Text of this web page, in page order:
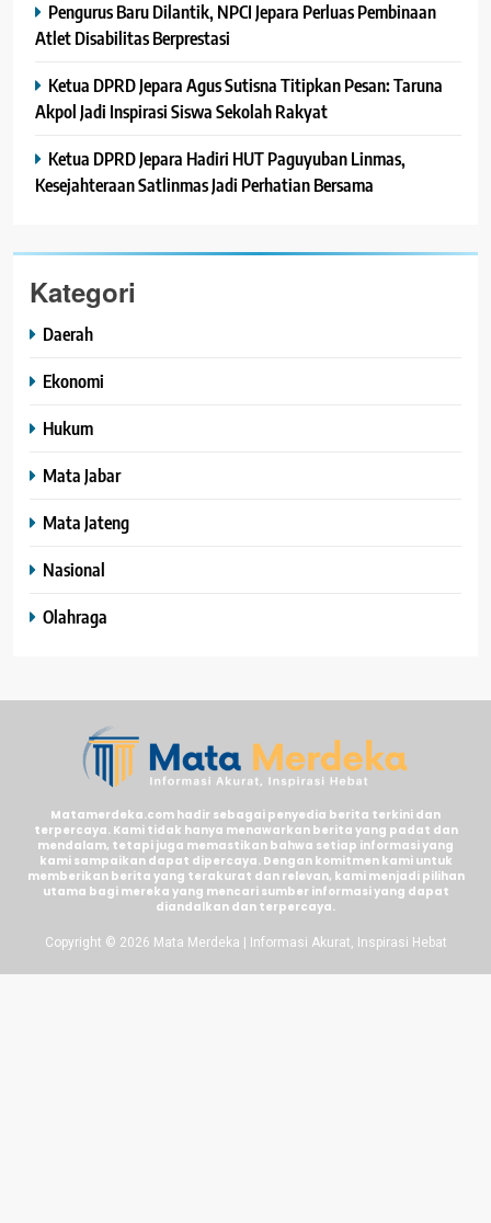
Pengurus Baru Dilantik, NPCI Jepara Perluas Pembinaan
Atlet Disabilitas Berprestasi
Ketua DPRD Jepara Agus Sutisna Titipkan Pesan: Taruna
Akpol Jadi Inspirasi Siswa Sekolah Rakyat
Ketua DPRD Jepara Hadiri HUT Paguyuban Linmas,
Kesejahteraan Satlinmas Jadi Perhatian Bersama
Kategori
Daerah
Ekonomi
Hukum
Mata Jabar
Mata Jateng
Nasional
Olahraga
Matamerdeka.com hadir sebagai penyedia berita terkini dan
terpercaya. Kami tidak hanya menawarkan berita yang padat dan
mendalam, tetapi juga memastikan bahwa setiap informasi yang
kami sampaikan dapat dipercaya. Dengan komitmen kami untuk
memberikan berita yang terakurat dan relevan, kami menjadi pilihan
utama bagi mereka yang mencari sumber informasi yang dapat
diandalkan dan terpercaya.
Copyright © 2026 Mata Merdeka | Informasi Akurat, Inspirasi Hebat